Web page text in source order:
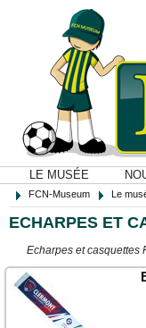
LE MUSÉE
FCN-Museum Le
ECHARPES ET
Echarpes et casquettes